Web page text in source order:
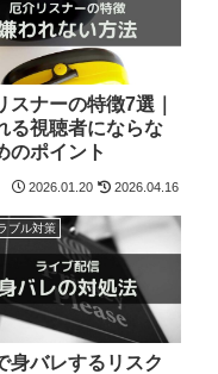
スナーの特徴7選｜
る視聴者にならな
のポイント
2026.01.20 2026.04.16
ブル対策
身バレするリスク